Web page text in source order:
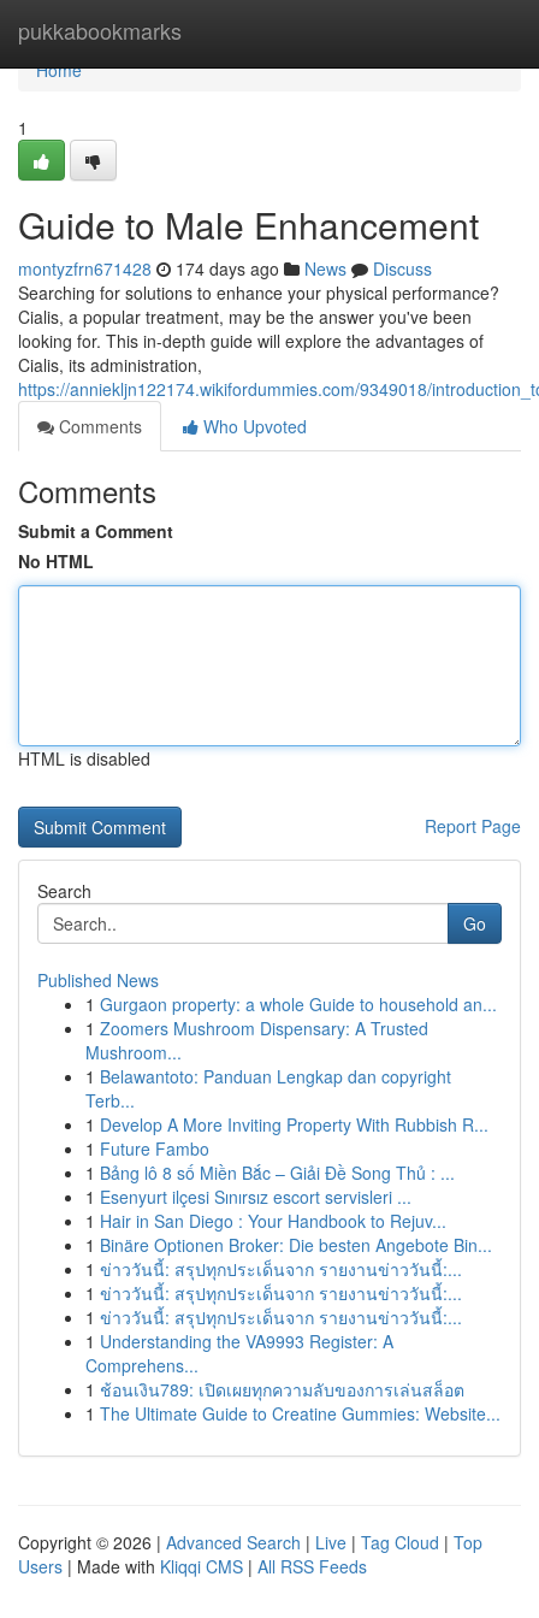
pukkabookmarks
Home
Home
1
Guide to Male Enhancement
montyzfrn671428 174 days ago News
Discuss
Searching for solutions to enhance your physical performance?
Cialis, a popular treatment, may be the answer you've been
looking for. This in-depth guide will explore the advantages of
Cialis, its administration,
https://anniekljn122174.wikifordummies.com/9349018/
Comments
Who Upvoted
Comments
Submit a Comment
No HTML
HTML is disabled
Report Page
Search
Go
Published News
1 Gurgaon property: a whole Guide to household an...
1 Zoomers Mushroom Dispensary: A Trusted
Mushroom...
1 Belawantoto: Panduan Lengkap dan copyright
Terb...
1 Develop A More Inviting Property With Rubbish R...
1 Future Fambo
1 Bảng lô 8 số Miền Bắc – Giải Đề Song Thủ : ...
1 Esenyurt ilçesi Sınırsız escort servisleri ...
1 Hair in San Diego : Your Handbook to Rejuv...
1 Binäre Optionen Broker: Die besten Angebote Bin...
1 ข่าววันนี้: สรุปทุกประเด็นจาก รายงานข่าววันนี้:...
1 ข่าววันนี้: สรุปทุกประเด็นจาก รายงานข่าววันนี้:...
1 ข่าววันนี้: สรุปทุกประเด็นจาก รายงานข่าววันนี้:...
1 Understanding the VA9993 Register: A
Comprehens...
1 ช้อนเงิน789: เปิดเผยทุกความลับของการเล่นสล็อต
1 The Ultimate Guide to Creatine Gummies: Website...
Copyright © 2026 | Advanced Search | Live | Tag Cloud | Top
Users | Made with Kliqqi CMS | All RSS Feeds